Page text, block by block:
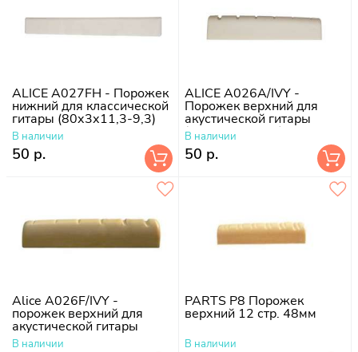
ALICE A027FH - Порожек
нижний для классической
гитары (80х3х11,3-9,3)
В наличии
50 р.
ALICE A026A/IVY -
Порожек верхний для
акустической гитары
(42х6х8,88-7,9)
В наличии
50 р.
Alice A026F/IVY -
порожек верхний для
акустической гитары
В наличии
PARTS P8 Порожек
верхний 12 стр. 48мм
В наличии